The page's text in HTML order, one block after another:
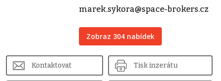
marek.sykora@space-brokers.cz
Zobraz 304 nabídek
Kontaktovat Tisk inzerátu